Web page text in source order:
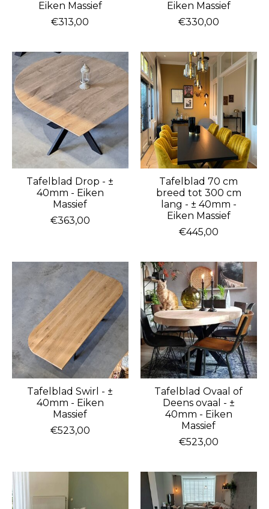
Eiken Massief
€313,00
Eiken Massief
€330,00
Tafelblad Drop - ±
40mm - Eiken
Massief
€363,00
Tafelblad 70 cm
breed tot 300 cm
lang - ± 40mm -
Eiken Massief
€445,00
Tafelblad Swirl - ±
40mm - Eiken
Massief
€523,00
Tafelblad Ovaal of
Deens ovaal - ±
40mm - Eiken
Massief
€523,00